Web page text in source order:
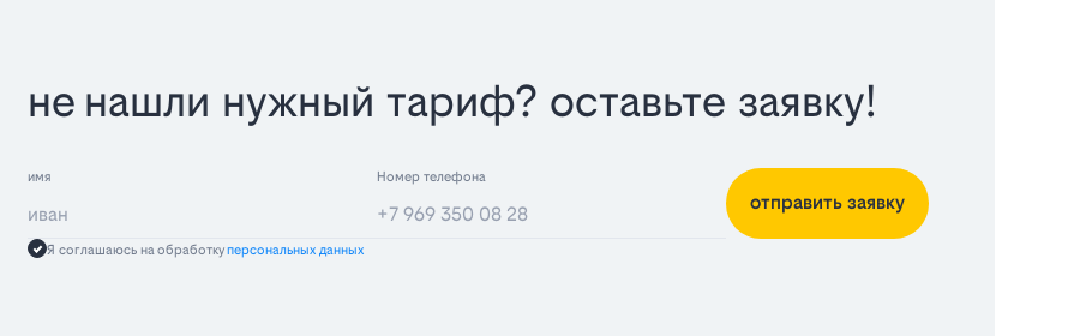
не нашли нужный тариф? оставьте заявку!
имя Номер телефона
отправить заявку
Я соглашаюсь на обработкуперсональных данных